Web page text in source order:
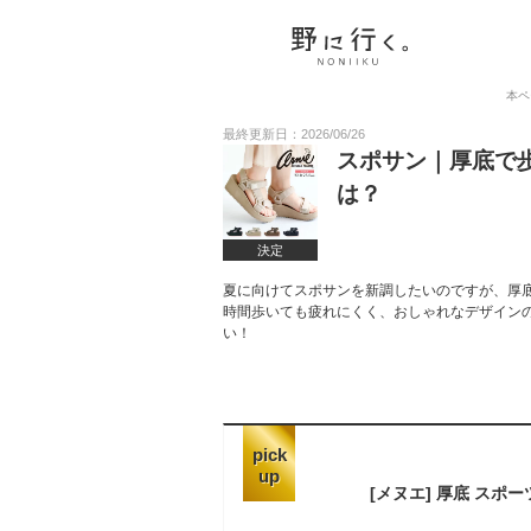
本
最終更新日：2026/06/26
決定
スポサン｜厚底で
は？
夏に向けてスポサンを新調したいのですが、
時間歩いても疲れにくく、おしゃれなデザイ
い！
pick
up